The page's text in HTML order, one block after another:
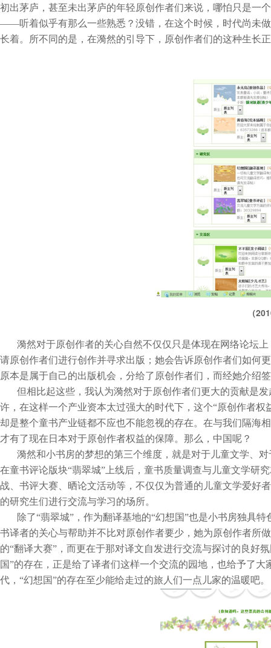
初出茅庐，甚至未出茅庐的年轻原创作者们来说，哪怕只是一
——听着似乎有那么一些熟悉？没错，在这个时候，时代尚未
长着。所不同的是，在漪然的引导下，原创作者们的这种生长
（
漪然对于原创作者的关心自然不仅仅只是体现在网络论坛
请原创作者们进行创作并寻求出版；她会告诉原创作者们如何
原本是属于自己的出版机会，分给了原创作者们，而经她介
但相比起这些，我认为漪然对于原创作者们更大的贡献是
许，在这样一个产业资本太过强大的时代下，这个“原创作者
却是整个童书产业链都不应也不能忽视的存在。在与我们隔海
才有了现在日本对于原创作者权益的保障。那么，中国呢？
漪然和小书房的梦想的第三个维度，就是对于儿童文学、
在童书评论版块“翡翠城”上线后，童书质量调查与儿童文学研
战、书评大赛、晒论文活动等，不仅仅为普通的儿童文学爱好
的研究生们进行交流与学习的场所。
除了“翡翠城”，作为翻译基地的“幻想国”也是小书房独具
书译者的关心与帮助并不比对原创作者要少，她为原创作者所
的“翻译大赛”，而更在于那对译文自发进行交流与探讨的良好
国”的存在，正是给了译者们这样一个交流的园地，也给予了
代，“幻想国”的存在至少能给走过的旅人们一点儿家的温暖吧。